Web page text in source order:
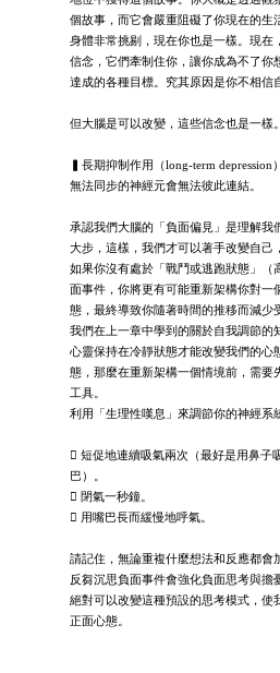
個故事，而它會嚴重阻礙了你現在的生
身體非常挑剔，現在你也是一樣。現在
信念，它們牽制住你，讓你成為不了你
達成的各種目標。究其原因是你不相信
但大腦是可以改變，這些信念也是一樣。
▍長期抑制作用（long-term depression
無法同步的神經元會無法彼此連結。
承認我們大腦的「負面偏見」是理解我
大步，這樣，我們才可以著手改變自己
如果你沒有處於「戰鬥或逃跑狀態」（
面事件，你將更有可能重新架構你對一
態，最終導致你隨著時間的推移而減少
我們在上一章中學到的關於自我調節的
心靈保持在冷靜狀態才能改變我們的心
態，那麼在重新架構一個情境前，需要
工具。
利用「生理性嘆息」來調節你的神經系
 短促地連續吸氣兩次（最好是用鼻子
巴）。
 閉氣一秒鐘。
 用嘴巴長而緩慢地呼氣。
請記住，無論重複什麼想法和反應都會
反芻沉思負面事件會強化負面思考與擔
絕對可以改變這種預設的思考模式，使
正面心態。